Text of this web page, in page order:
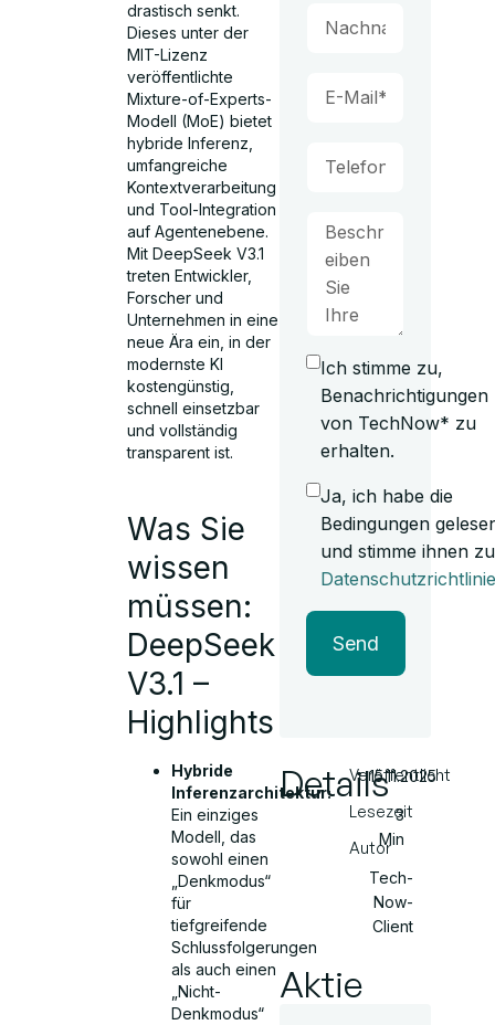
drastisch senkt.
Dieses unter der
MIT-Lizenz
veröffentlichte
Mixture-of-Experts-
Modell (MoE) bietet
hybride Inferenz,
umfangreiche
Kontextverarbeitung
und Tool-Integration
auf Agentenebene.
Mit DeepSeek V3.1
treten Entwickler,
Forscher und
Unternehmen in eine
neue Ära ein, in der
modernste KI
kostengünstig,
schnell einsetzbar
und vollständig
transparent ist.
Was Sie
wissen
müssen:
DeepSeek
V3.1 –
Highlights
Hybride
Inferenzarchitektur:
Ein einziges
Modell, das
sowohl einen
„Denkmodus“
für
tiefgreifende
Schlussfolgerungen
als auch einen
„Nicht-
Denkmodus“
Ich stimme zu,
Benachrichtigungen
von TechNow* zu
erhalten.
Ja, ich habe die
Bedingungen
und stimme ihnen
Datenschutzrichtlinie
Send
DetailsVeröffentlicht
Lesezeit
Autor
15.11.2025
3
Min
Tech-
Now-
Client
Aktie